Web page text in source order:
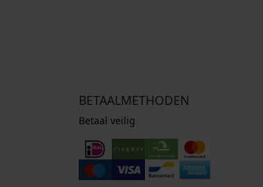
BETAALMETHODEN
Betaal veilig